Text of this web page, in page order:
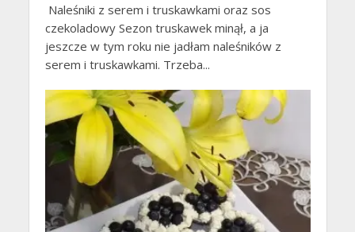
Naleśniki z serem i truskawkami oraz sos
czekoladowy Sezon truskawek minął, a ja
jeszcze w tym roku nie jadłam naleśników z
serem i truskawkami. Trzeba...